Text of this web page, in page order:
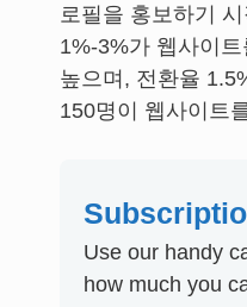
로필을 홍보하기
1%-3%가 웹사이
높으며, 전환율
150명이 웹사이트
Use our handy
how much you